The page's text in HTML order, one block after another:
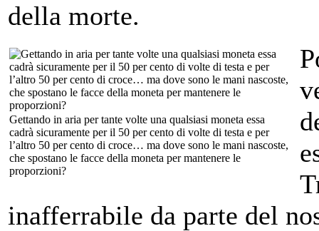
della morte.
Gettando in aria per tante volte una qualsiasi moneta essa
cadrà sicuramente per il 50 per cento di volte di testa e per
l’altro 50 per cento di croce… ma dove sono le mani nascoste,
che spostano le facce della moneta per mantenere le
proporzioni?
inafferrabile da parte del